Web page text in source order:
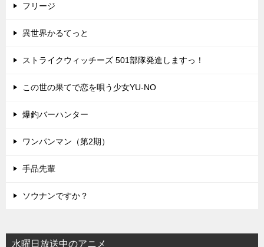
フリージ
異世界かるてっと
ストライクウィッチーズ 501部隊発進しますっ！
この世の果てで恋を唄う少女YU-NO
爆釣バーハンター
ワンパンマン（第2期）
手品先輩
ソウナンですか？
水曜日放送中のアニメ